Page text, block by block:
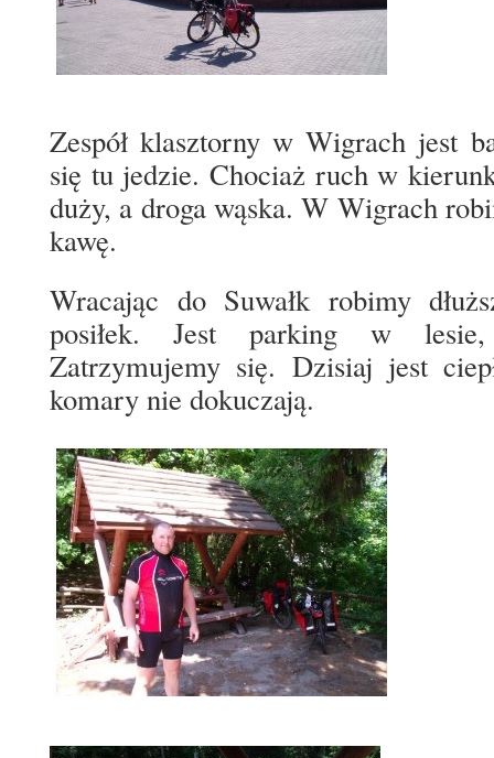
Zespół klasztorny w Wigrach jest
się tu jedzie. Chociaż ruch w
duży, a droga wąska. W Wigrach
kawę.
Wracając do Suwałk robimy
posiłek. Jest parking w
Zatrzymujemy się. Dzisiaj jest
komary nie dokuczają.